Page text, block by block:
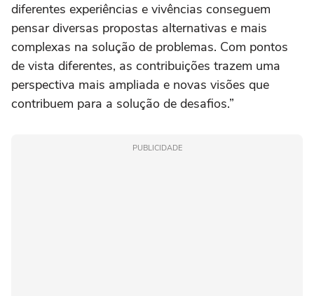
diferentes experiências e vivências conseguem
pensar diversas propostas alternativas e mais
complexas na solução de problemas. Com pontos
de vista diferentes, as contribuições trazem uma
perspectiva mais ampliada e novas visões que
contribuem para a solução de desafios.”
PUBLICIDADE